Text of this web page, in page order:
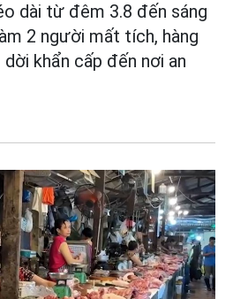
dài từ đêm 3.8 đến sáng
2 người mất tích, hàng
khẩn cấp đến nơi an